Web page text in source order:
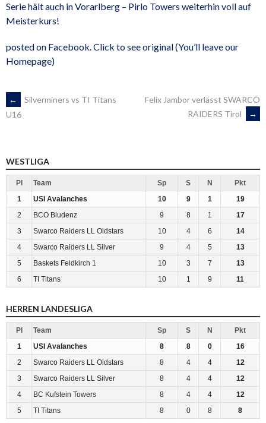
Serie hält auch in Vorarlberg – Pirlo Towers weiterhin voll auf
Meisterkurs!
posted on Facebook. Click to see original (You’ll leave our
Homepage)
ARTIKEL-
←
Silverminers vs TI Titans
U16
Felix Jambor verlässt SWARCO
RAIDERS Tirol
→
WESTLIGA
Pl Team Sp S N
Pkt
1
USI Avalanches 10 9 1
19
2
BCO Bludenz 9 8 1
17
3
Swarco Raiders LL Oldstars 10 4 6
14
4
Swarco Raiders LL Silver 9 4 5
13
5
Baskets Feldkirch 1 10 3 7
13
6
TI Titans 10 1 9 11
HERREN LANDESLIGA
Pl Team Sp S N
Pkt
1
USI Avalanches 8 8 0
16
2
Swarco Raiders LL Oldstars 8 4 4
12
3
Swarco Raiders LL Silver 8 4 4
12
4
BC Kufstein Towers 8 4 4
12
5
TI Titans 8 0 8 8